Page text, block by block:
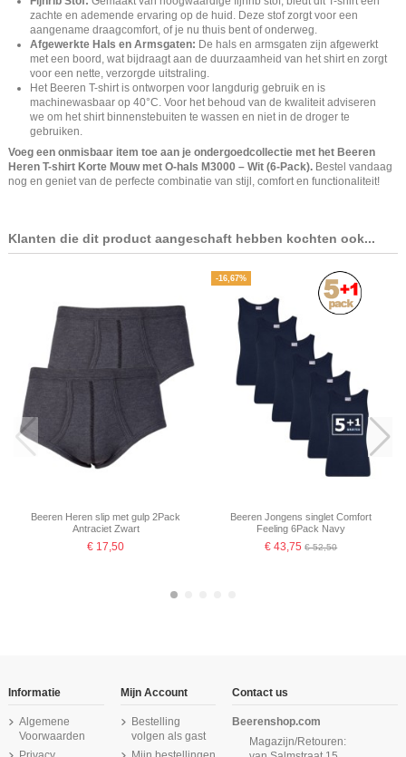
zachte en ademende ervaring op de huid. Deze stof zorgt voor een
aangename draagcomfort, of je nu thuis bent of onderweg.
Afgewerkte Hals en Armsgaten: De hals en armsgaten zijn afgewerkt
met een boord, wat bijdraagt aan de duurzaamheid van het shirt en zorgt
voor een nette, verzorgde uitstraling.
Het Beeren T-shirt is ontworpen voor langdurig gebruik en is
machinewasbaar op 40°C. Voor het behoud van de kwaliteit adviseren
we om het shirt binnenstebuiten te wassen en niet in de droger te
gebruiken.
Voeg een onmisbaar item toe aan je ondergoedcollectie met het Beeren
Heren T-shirt Korte Mouw met O-hals M3000 – Wit (6-Pack). Bestel vandaag
nog en geniet van de perfecte combinatie van stijl, comfort en functionaliteit!
Klanten die dit product aangeschaft hebben kochten ook...
Beeren Heren slip met gulp 2Pack
Antraciet Zwart
€ 17,50
-16,67%
Beeren Jongens singlet Comfort
Feeling 6Pack Navy
€ 43,75€ 52,50
Informatie
Algemene
Voorwaarden
Mijn Account
Bestelling
volgen als gast
Contact us
Beerenshop.com
Magazijn/Retouren: